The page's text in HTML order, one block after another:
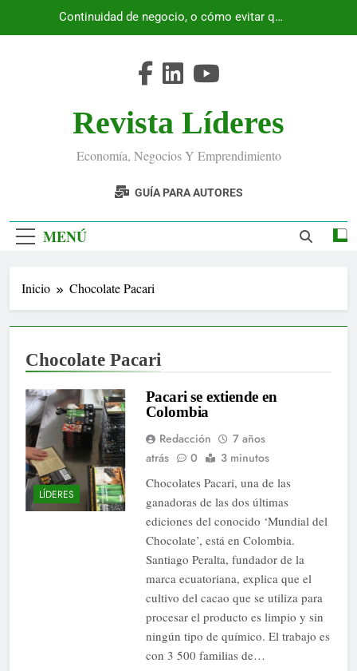
Continuidad de negocio, o cómo evitar que
Revista Líderes
Economía, Negocios Y Emprendimiento
GUÍA PARA AUTORES
MENÚ
Inicio Chocolate Pacari
Chocolate Pacari
LÍDERES
Pacari se extiende en
Colombia
Redacción
7 años
atrás
0
3 minutos
Chocolates Pacari, una de las
ganadoras de las dos últimas
ediciones del conocido ‘Mundial del
Chocolate’, está en Colombia.
Santiago Peralta, fundador de la
marca ecuatoriana, explica que el
cultivo del cacao que se utiliza para
procesar el producto es limpio y sin
ningún tipo de químico. El trabajo es
con 3 500 familias de…